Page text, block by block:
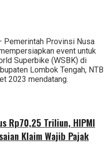
Pemerintah Provinsi Nusa
event untuk
Superbike (WSBK) di
Lombok Tengah, NTB
2023 mendatang.
Rp70,25 Triliun, HIPMI
Klaim Wajib Pajak